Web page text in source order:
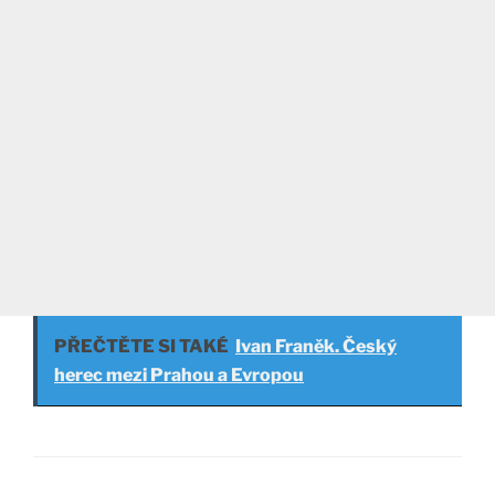
PŘEČTĚTE SI TAKÉ Ivan Franěk. Český
herec mezi Prahou a Evropou